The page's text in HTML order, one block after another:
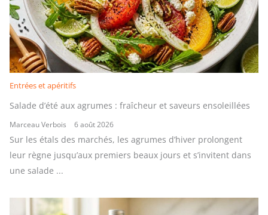
Entrées et apéritifs
Salade d’été aux agrumes : fraîcheur et saveurs ensoleillées
Marceau Verbois 6 août 2026
Sur les étals des marchés, les agrumes d’hiver prolongent
leur règne jusqu’aux premiers beaux jours et s’invitent dans
une salade ...